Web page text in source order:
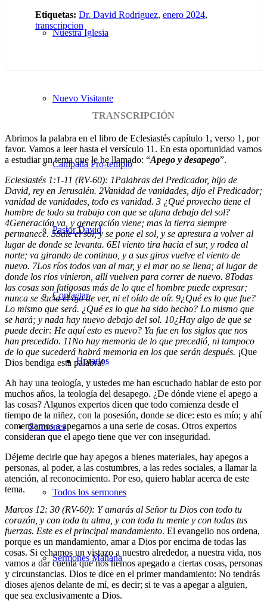
Nuestra Iglesia
Nuevo Visitante
Campaña Pro-templo
Pastor David
Contactar
Horarios
Sermones
Todos los sermones
Sermones Mañana
Etiquetas: Dr. David Rodriguez, enero 2024,
transcripcion
TRANSCRIPCIÓN
Abrimos la palabra en el libro de Eclesiastés capítulo 1, verso 1, por
favor. Vamos a leer hasta el versículo 11. En esta oportunidad vamos
a estudiar un tema que le he llamado: “Apego y desapego”.
Eclesiastés 1:1-11 (RV-60): 1Palabras del Predicador, hijo de
David, rey en Jerusalén. 2Vanidad de vanidades, dijo el Predicador;
vanidad de vanidades, todo es vanidad. 3 ¿Qué provecho tiene el
hombre de todo su trabajo con que se afana debajo del sol?
4Generación va, y generación viene; mas la tierra siempre
permanece. 5Sale el sol, y se pone el sol, y se apresura a volver al
lugar de donde se levanta. 6El viento tira hacia el sur, y rodea al
norte; va girando de continuo, y a sus giros vuelve el viento de
nuevo. 7Los ríos todos van al mar, y el mar no se llena; al lugar de
donde los ríos vinieron, allí vuelven para correr de nuevo. 8Todas
las cosas son fatigosas más de lo que el hombre puede expresar;
nunca se sacia el ojo de ver, ni el oído de oír. 9¿Qué es lo que fue?
Lo mismo que será. ¿Qué es lo que ha sido hecho? Lo mismo que
se hará; y nada hay nuevo debajo del sol. 10¿Hay algo de que se
puede decir: He aquí esto es nuevo? Ya fue en los siglos que nos
han precedido. 11No hay memoria de lo que precedió, ni tampoco
de lo que sucederá habrá memoria en los que serán después. ¡Que
Dios bendiga esta palabra!
Ah hay una teología, y ustedes me han escuchado hablar de esto por
muchos años, la teología del desapego. ¿De dónde viene el apego a
las cosas? Algunos expertos dicen que todo comienza desde el
tiempo de la niñez, con la posesión, donde se dice: esto es mío; y ahí
comenzamos a apegarnos a una serie de cosas. Otros expertos
consideran que el apego tiene que ver con inseguridad.
Déjeme decirle que hay apegos a bienes materiales, hay apegos a
personas, al poder, a las costumbres, a las redes sociales, a llamar la
atención, al reconocimiento. Por eso, quiero hablar acerca de este
tema.
Marcos 12: 30 (RV-60): Y amarás al Señor tu Dios con todo tu
corazón, y con toda tu alma, y con toda tu mente y con todas tus
fuerzas. Este es el principal mandamiento. El evangelio nos ordena,
porque es un mandamiento, amar a Dios por encima de todas las
cosas. Si echamos un vistazo a nuestro alrededor, a nuestra vida, nos
vamos a dar cuenta que nos hemos apegado a ciertas cosas, personas
y circunstancias. Dios te dice en el primer mandamiento: No tendrás
dioses ajenos delante de mí, es decir; si te vas a apegar a alguien,
que sea exclusivamente a Dios.